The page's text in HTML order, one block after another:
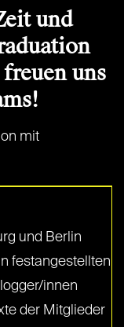
und
uns
mit
und Berlin
festangestellten
innen
der Mitglieder